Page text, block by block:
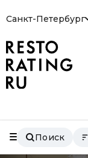
Санкт-Петербург
Поиск